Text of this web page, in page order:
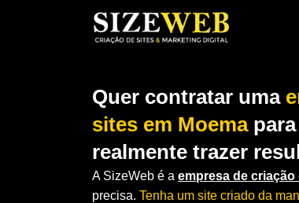
Quer contratar uma
sites em Moemapara
realmente trazer
A SizeWeb é a empresa de criação
precisa. Tenha um site criado da